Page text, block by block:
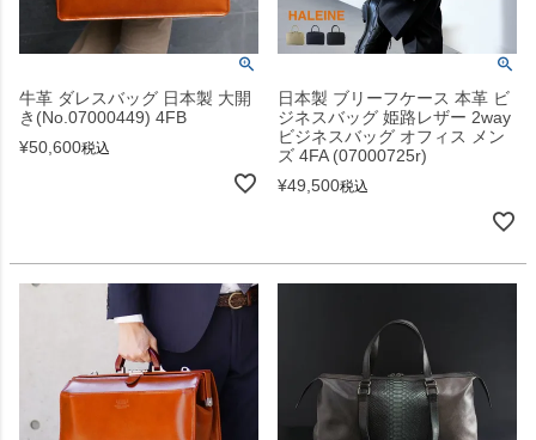
牛革 ダレスバッグ 日本製 大開
き(No.07000449) 4FB
¥50,600税込
日本製 ブリーフケース 本革 ビ
ジネスバッグ 姫路レザー 2way
ビジネスバッグ オフィス メン
ズ 4FA (07000725r)
¥49,500税込